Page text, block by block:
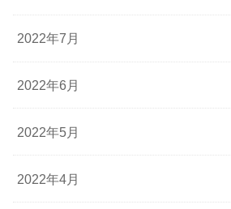
2022年7月
2022年6月
2022年5月
2022年4月